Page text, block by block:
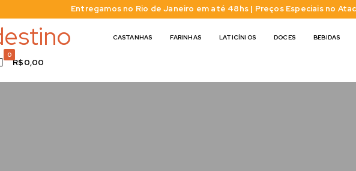
Entregamos no Rio de Janeiro em até 48hs | Preços Especiais no
CASTANHAS FARINHAS LATICÍNIOS DOCES BEBIDAS
0
R$0,00